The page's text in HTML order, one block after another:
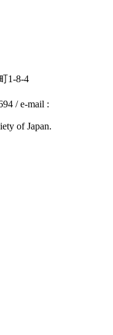
1-8-4
/ e-mail :
of Japan.